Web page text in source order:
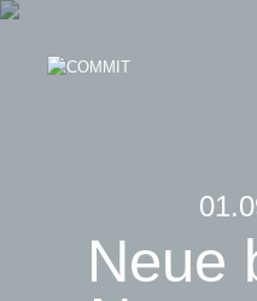
Skip
content
Neue